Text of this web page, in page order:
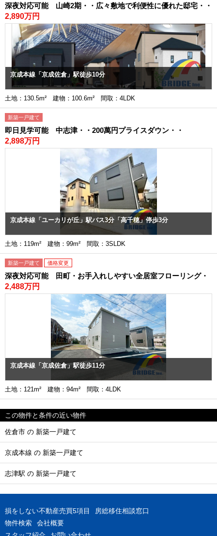
深夜対応可能 山崎2期・・広々敷地で利便性に優れた邸宅・・
2,890万円
京成本線「京成佐倉」駅徒歩10分
土地：130.5m² 建物：100.6m² 間取：4LDK
新築一戸建て
即日見学可能 中志津・・200萬円プライスダウン・・
2,898万円
京成本線「ユーカリが丘」駅バス3分「高千穂」停歩3分
土地：119m² 建物：99m² 間取：3SLDK
新築一戸建て 価格変更
深夜対応可能 田町・お手入れしやすい全居室フローリング・
2,488万円
京成本線「京成佐倉」駅徒歩11分
土地：121m² 建物：94m² 間取：4LDK
この物件と条件の近い物件
佐倉市 の 新築一戸建て
京成本線 の 新築一戸建て
志津駅 の 新築一戸建て
損をしない不動産売買5項目
房総移住相談窓口
物件検索
会社概要